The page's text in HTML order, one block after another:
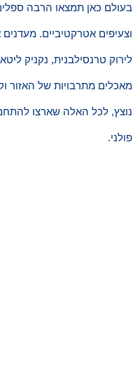
בעולם כאן תמצאו הרבה
וצעיפים אטרקטיביים.
לירוק טרנסילבנית, נקניק
מאכלים מתרבויות של האזור
נוצץ, לכל האלה שארצו
פולני.